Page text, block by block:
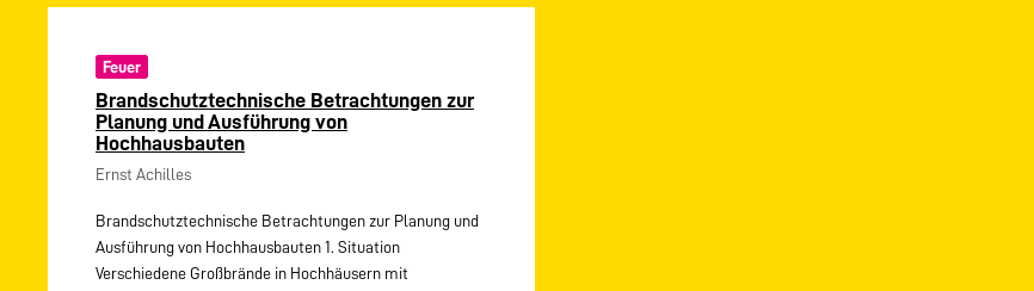
Feuer
Brandschutztechnische Betrachtungen zur
Planung und Ausführung von
Hochhausbauten
Ernst Achilles
Brandschutztechnische Betrachtungen zur Planung und
Ausführung von Hochhausbauten 1. Situation
Verschiedene Großbrände in Hochhäusern mit